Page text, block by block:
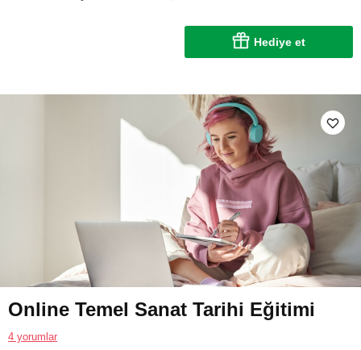
Hediye et
Online Temel Sanat Tarihi Eğitimi
4 yorumlar